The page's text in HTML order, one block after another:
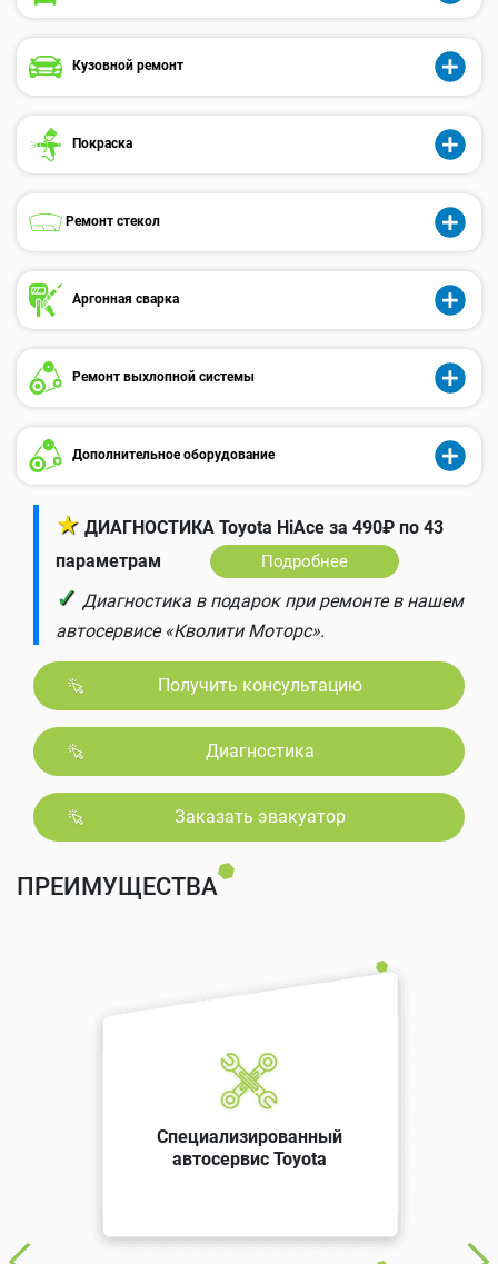
Кузовной ремонт
Покраска
Ремонт стекол
Аргонная сварка
Ремонт выхлопной системы
Дополнительное оборудование
★ ДИАГНОСТИКА Toyota HiAce за 490₽ по 43
параметрам
Подробнее
✓ Диагностика в подарок при ремонте в нашем
автосервисе «Кволити Моторс».
Получить консультацию
Диагностика
Заказать эвакуатор
ПРЕИМУЩЕСТВА
Специализированный
автосервис Toyota